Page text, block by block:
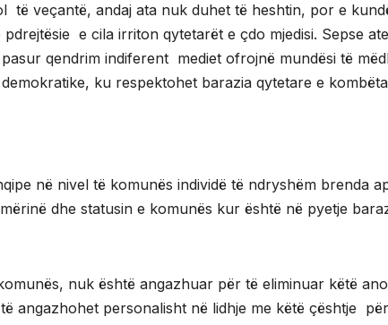
të veçantë, andaj ata nuk duhet të heshtin, por e
e cila irriton qytetarët e çdo mjedisi. Sepse
qendrim indiferent mediet ofrojnë mundësi të
ku respektohet barazia qytetare e
në nivel të komunës individë të ndryshëm brenda
dhe statusin e komunës kur është në pyetje
nuk është angazhuar për të eliminuar këtë
angazhohet personalisht në lidhje me këtë çështje